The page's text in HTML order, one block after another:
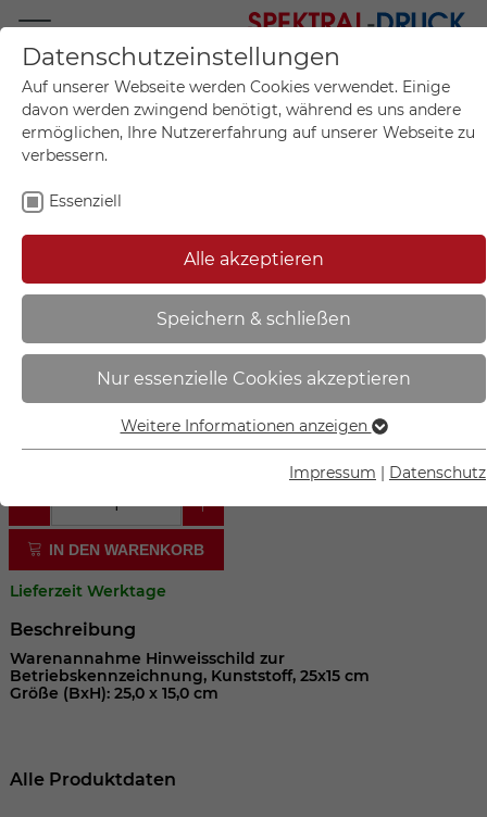
Mo.-Fr. 09:00-17:00
+49 (0)711 55 75 25
Mein Konto
Mein Warenkorb
Sie sind hier: Start
Hinweisschild -
Betriebskennzeichnung |
Warenannahme - 43.5803
IN DEN WARENKORB
Lieferzeit Werktage
Beschreibung
Warenannahme Hinweisschild zur
Betriebskennzeichnung, Kunststoff, 25x15 cm
Größe (BxH): 25,0 x 15,0 cm
Alle Produktdaten
Datenschutzeinstellungen
Auf unserer Webseite werden Cookies verwendet. Einige
davon werden zwingend benötigt, während es uns andere
ermöglichen, Ihre Nutzererfahrung auf unserer Webseite zu
verbessern.
Essenziell
Alle akzeptieren
Speichern & schließen
Nur essenzielle Cookies akzeptieren
Essenziell
Essenzielle Cookies werden für grundlegende Funktionen
die Webseite einwandfrei funktioniert.
Name cookie_optin
Laufzeit 1 Jahr
Dieses Cookie wird verwendet, um Ihre
Cookie-Informationen anzeigen
Weitere Informationen anzeigen
Impressum Datenschutz